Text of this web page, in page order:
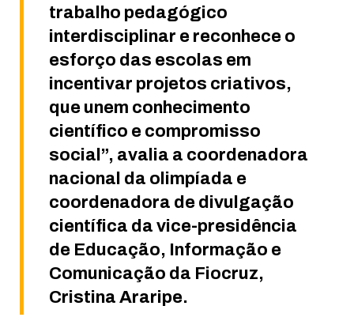
trabalho pedagógico
interdisciplinar e reconhece o
esforço das escolas em
incentivar projetos criativos,
que unem conhecimento
científico e compromisso
social”, avalia a coordenadora
nacional da olimpíada e
coordenadora de divulgação
científica da vice-presidência
de Educação, Informação e
Comunicação da Fiocruz,
Cristina Araripe.